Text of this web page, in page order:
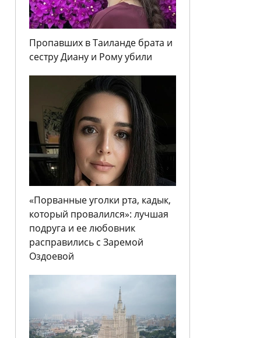
Пропавших в Таиланде брата и
сестру Диану и Рому убили
«Порванные уголки рта, кадык,
который провалился»: лучшая
подруга и ее любовник
расправились с Заремой
Оздоевой